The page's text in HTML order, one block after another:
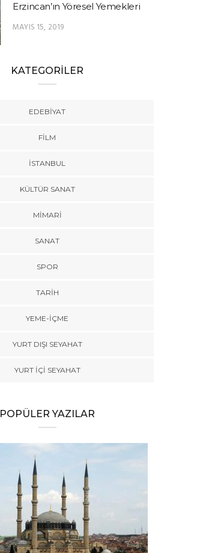
Erzincan’ın Yöresel Yemekleri
MAYIS 15, 2019
KATEGORİLER
EDEBIYAT
FILM
İSTANBUL
KÜLTÜR SANAT
MIMARI
SANAT
SPOR
TARİH
YEME-İÇME
YURT DIŞI SEYAHAT
YURT İÇİ SEYAHAT
POPÜLER YAZILAR